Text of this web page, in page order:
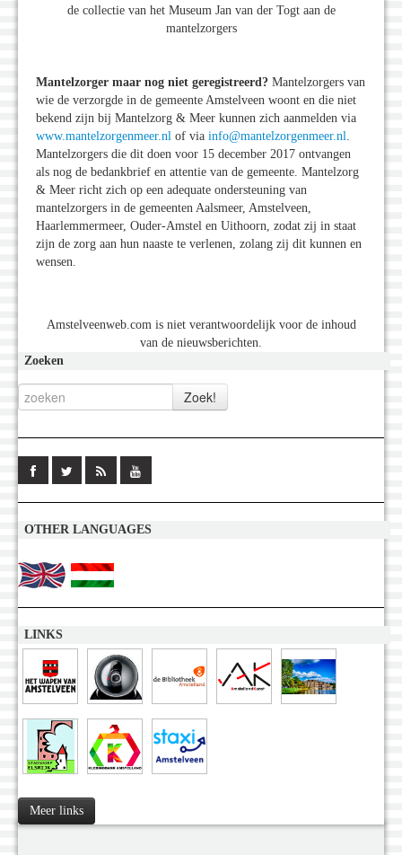
de collectie van het Museum Jan van der Togt aan de
mantelzorgers
Mantelzorger maar nog niet geregistreerd? Mantelzorgers van
wie de verzorgde in de gemeente Amstelveen woont en die niet
bekend zijn bij Mantelzorg & Meer kunnen zich aanmelden via
www.mantelzorgenmeer.nl of via info@mantelzorgenmeer.nl
Mantelzorgers die dit doen voor 15 december 2017 ontvangen
als nog de bedankbrief en attentie van de gemeente. Mantelzorg
& Meer richt zich op een adequate ondersteuning van
mantelzorgers in de gemeenten Aalsmeer, Amstelveen,
Haarlemmermeer, Ouder-Amstel en Uithoorn, zodat zij in staat
zijn de zorg aan hun naaste te verlenen, zolang zij dit kunnen en
wensen.
Amstelveenweb.com is niet verantwoordelijk voor de inhoud
van de nieuwsberichten.
Zoeken
OTHER LANGUAGES
LINKS
Meer links